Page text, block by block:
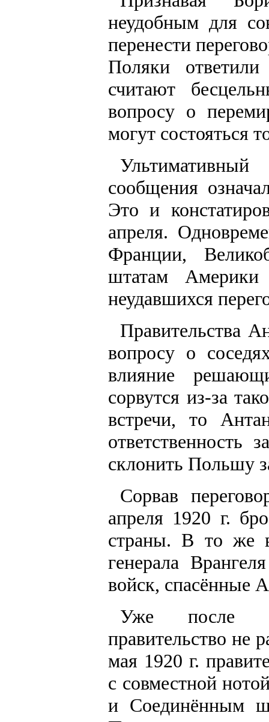
неудобным для
перенести
Поляки
считают
вопросу о
могут состояться
сообщения
Это и
апреля.
Франции,
штатам Америки
неудавшихся
Правительства
вопросу о
влияние
сорвутся из-за
встречи, то
ответственность
склонить Польшу
Сорвав
апреля 1920 г.
страны. В то же
генерала
войск, спасённые
Уже после
правительство не
мая 1920 г.
с совместной
и Соединённым